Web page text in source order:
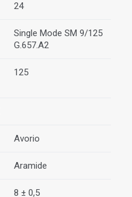
24
Single Mode SM 9/125
G.657.A2
125
Avorio
Aramide
8 ± 0,5